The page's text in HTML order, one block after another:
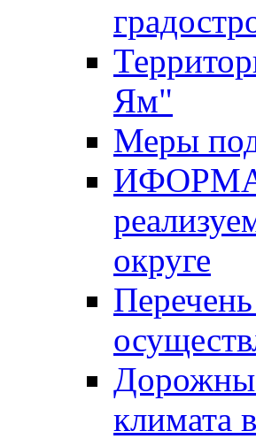
Ям"
Меры
округе
климата